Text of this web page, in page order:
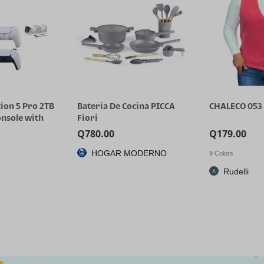
PICCA
CHALECO 053
Q179.00
9 Colors
Cole Haan
Q1,390.60
CPX